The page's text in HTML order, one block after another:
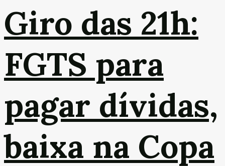
Giro das 21h:
FGTS para
pagar dívidas,
baixa na Copa